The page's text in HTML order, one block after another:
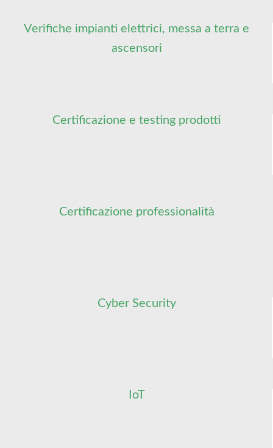
Verifiche impianti elettrici, messa a terra e
ascensori
Certificazione e testing prodotti
Certificazione professionalità
Cyber Security
IoT